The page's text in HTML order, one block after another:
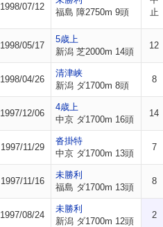
1998/07/12
福島 障2750m 9頭
止
1998/05/17
5歳上
新潟 芝2000m 14頭
12
1998/04/26
清津峡
新潟 ダ1700m 8頭
8
1997/12/06
4歳上
中京 ダ1700m 16頭
14
1997/11/29
沓掛特
中京 ダ1700m 13頭
7
1997/11/16
未勝利
福島 ダ1700m 13頭
8
1997/08/24
未勝利
新潟 ダ1700m 12頭
2